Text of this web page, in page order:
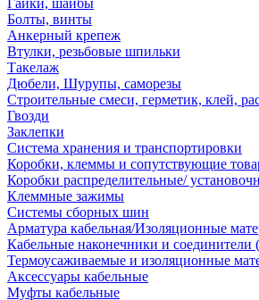
Гайки, шайбы
Болты, винты
Анкерный крепеж
Втулки, резьбовые шпильки
Такелаж
Дюбели, Шурупы, саморезы
Строительные смеси, герметик, клей,
Гвозди
Заклепки
Система хранения и транспортировки
Коробки, клеммы и сопутствующие
Коробки распределительные/
Клеммные зажимы
Системы сборных шин
Арматура кабельная/Изоляционные
Кабельные наконечники и соединители
Термоусаживаемые и изоляционные
Аксессуары кабельные
Муфты кабельные